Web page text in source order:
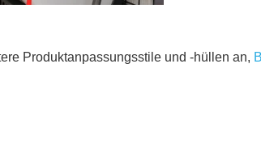
Produktanpassungsstile und -hüllen an,